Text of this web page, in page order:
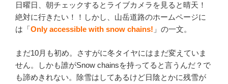
日曜日、朝チェックするとライブカメラを見ると晴天！
絶対に行きたい！！しかし、山岳道路のホームページに
は「Only accessible with snow chains! 」の一文。
まだ10月も初め。さすがに冬タイヤにはまだ変えていま
せん。しかも誰がSnow chainsを持ってると言うんだ？で
も諦めきれない。除雪はしてあるけど日陰とかに残雪が